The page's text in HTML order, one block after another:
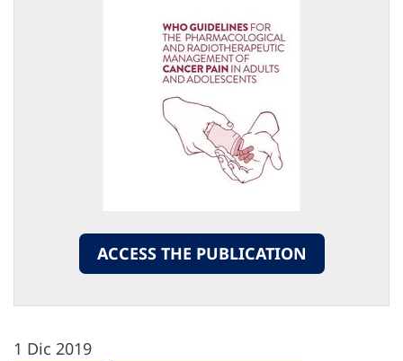
ACCESS THE PUBLICATION
1 Dic 2019